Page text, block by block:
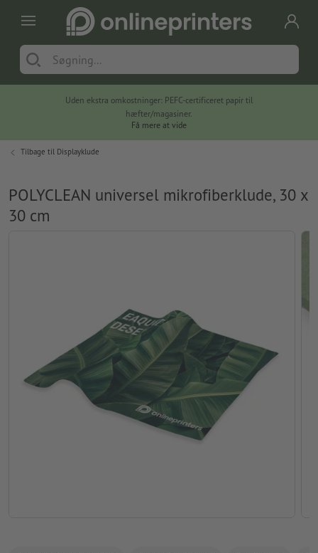
Uden ekstra omkostninger: PEFC-certificeret papir til
hæfter/magasiner.
Få mere at vide
Tilbage til Displayklude
POLYCLEAN universel mikrofiberklude, 30 x
30 cm